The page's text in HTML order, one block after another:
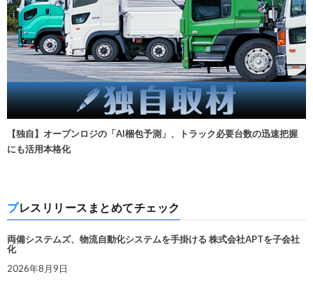
【独自】オープンロジの「AI梱包予測」、トラック必要台数の迅速把握
にも活用本格化
プレスリリースまとめてチェック
両備システムズ、物流自動化システムを手掛ける 株式会社APTを子会社
化
2026年8月9日